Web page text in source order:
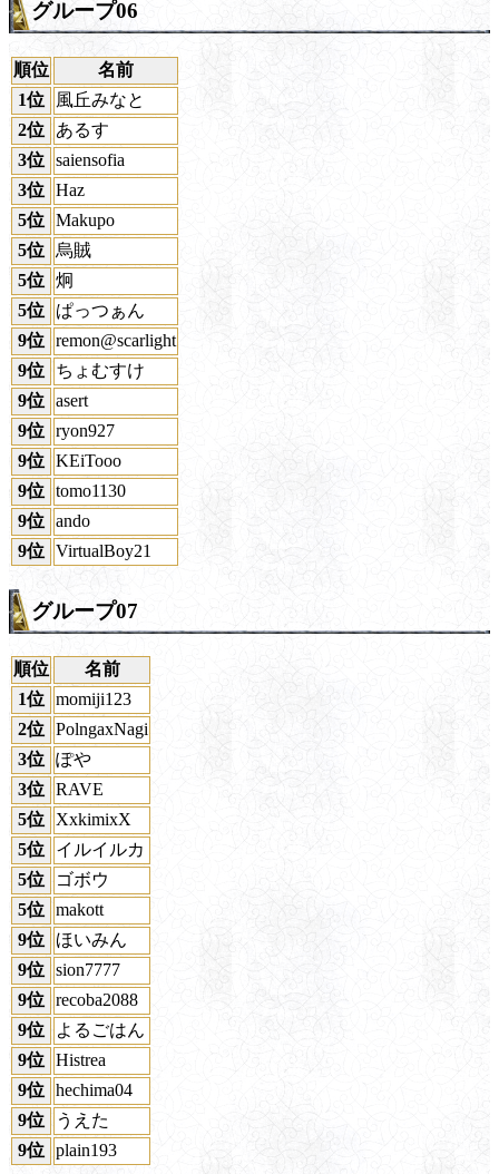
グループ06
順位
名前
1位
風丘みなと
2位
あるす
3位 saiensofia
3位 Haz
5位 Makupo
5位
烏賊
5位 炯
5位
ぱっつぁん
9位 remon@scarlight
9位
ちょむすけ
9位 asert
9位 ryon927
9位 KEiTooo
9位 tomo1130
9位 ando
9位 VirtualBoy21
グループ07
順位
名前
1位 momiji123
2位 PolngaxNagi
3位 ぽや
3位 RAVE
5位 XxkimixX
5位
イルイルカ
5位
ゴボウ
5位 makott
9位
ほいみん
9位 sion7777
9位 recoba2088
9位
よるごはん
9位 Histrea
9位 hechima04
9位
うえた
9位 plain193